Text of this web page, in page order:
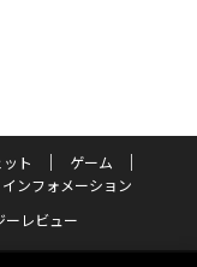
ト
ゲーム
インフォメーション
ーレビュー